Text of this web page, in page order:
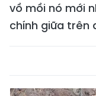
vồ mồi nó mới
chính giữa trên